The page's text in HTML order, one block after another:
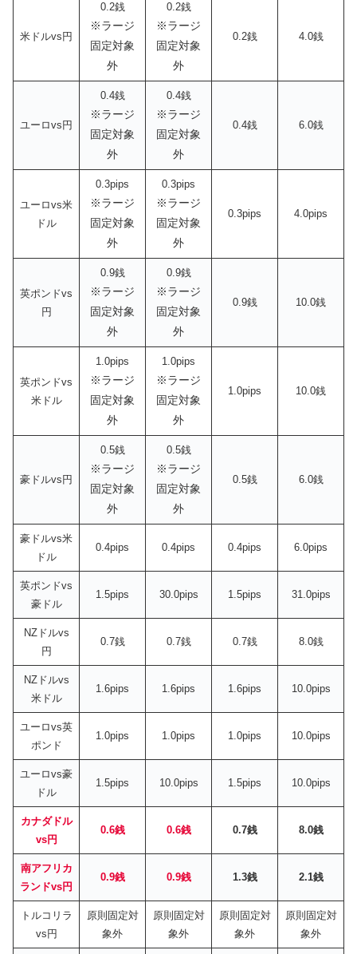
米ドルvs円
0.2銭
※ラージ
固定対象
外
0.2銭
※ラージ
固定対象
外
0.2銭 4.0銭
ユーロvs円
0.4銭
※ラージ
固定対象
外
0.4銭
※ラージ
固定対象
外
0.4銭 6.0銭
ユーロvs米
ドル
0.3pips
※ラージ
固定対象
外
0.3pips
※ラージ
固定対象
外
0.3pips 4.0pips
英ポンドvs
円
0.9銭
※ラージ
固定対象
外
0.9銭
※ラージ
固定対象
外
0.9銭 10.0銭
英ポンドvs
米ドル
1.0pips
※ラージ
固定対象
外
1.0pips
※ラージ
固定対象
外
1.0pips 10.0銭
豪ドルvs円
0.5銭
※ラージ
固定対象
外
0.5銭
※ラージ
固定対象
外
0.5銭 6.0銭
豪ドルvs米
ドル
0.4pips 0.4pips 0.4pips 6.0pips
英ポンドvs
豪ドル
1.5pips 30.0pips 1.5pips 31.0pips
NZドルvs
円
0.7銭 0.7銭 0.7銭 8.0銭
NZドルvs
米ドル
1.6pips 1.6pips 1.6pips 10.0pips
ユーロvs英
ポンド
1.0pips 1.0pips 1.0pips 10.0pips
ユーロvs豪
ドル
1.5pips 10.0pips 1.5pips 10.0pips
カナダドル
vs円
0.6銭 0.6銭 0.7銭 8.0銭
南アフリカ
ランドvs円
0.9銭 0.9銭 1.3銭 2.1銭
トルコリラ
vs円
原則固定対
象外
原則固定対
象外
原則固定対
象外
原則固定対
象外